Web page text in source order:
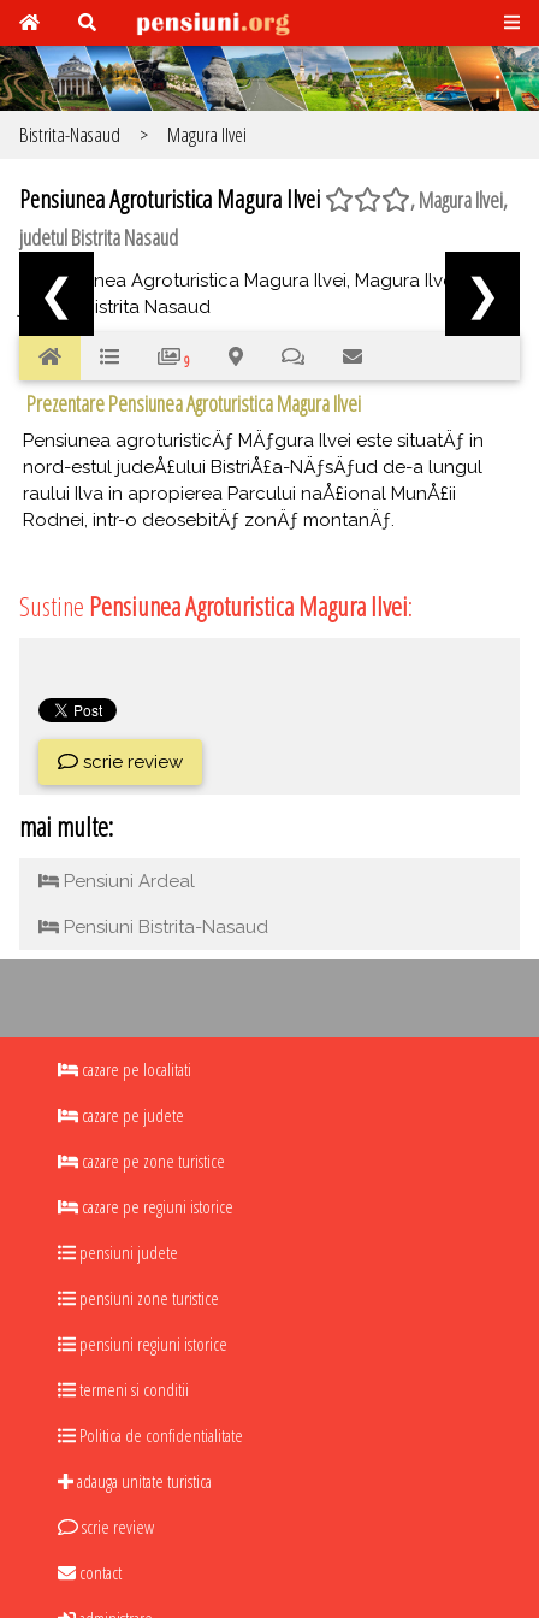
Bistrita-Nasaud > Magura Ilvei
Pensiunea Agroturistica Magura Ilvei
, Magura Ilvei,
judetul Bistrita Nasaud
❮ ❯
9
Prezentare Pensiunea Agroturistica Magura Ilvei
Pensiunea agroturisticÄƒ MÄƒgura Ilvei este situatÄƒ in
nord-estul judeÅ£ului BistriÅ£a-NÄƒsÄƒud de-a lungul
raului Ilva in apropierea Parcului naÅ£ional MunÅ£ii
Rodnei, intr-o deosebitÄƒ zonÄƒ montanÄƒ.
Sustine Pensiunea Agroturistica Magura Ilvei:
scrie review
mai multe:
Pensiuni Ardeal
Pensiuni Bistrita-Nasaud
cazare pe localitati
cazare pe judete
cazare pe zone turistice
cazare pe regiuni istorice
pensiuni judete
pensiuni zone turistice
pensiuni regiuni istorice
termeni si conditii
Politica de confidentialitate
adauga unitate turistica
scrie review
contact